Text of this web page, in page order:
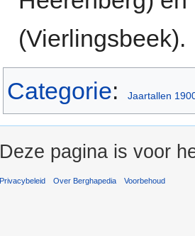
(Vierlingsbeek).
Categorie: Jaartallen
Deze pagina is voor
Privacybeleid Over Berghapedia Voorbehoud